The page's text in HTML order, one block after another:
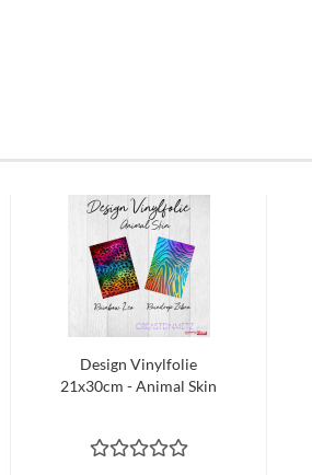
Design Vinylfolie
21x30cm - Animal Skin